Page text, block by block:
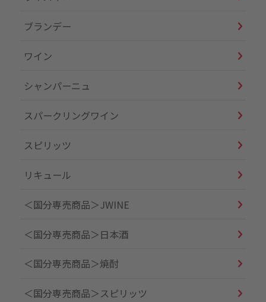
ブランデー
ワイン
シャンパーニュ
スパークリングワイン
スピリッツ
リキュール
＜国分専売商品＞JWINE
＜国分専売商品＞日本酒
＜国分専売商品＞焼酎
＜国分専売商品＞スピリッツ